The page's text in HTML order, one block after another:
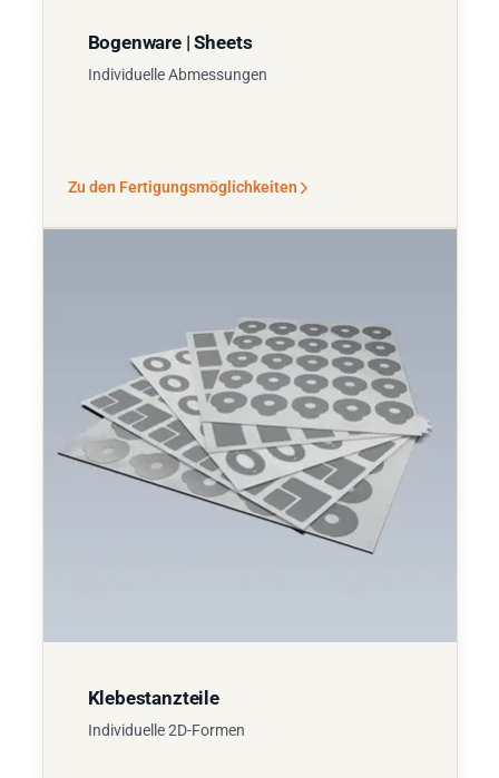
Bogenware | Sheets
Individuelle Abmessungen
Zu den Fertigungsmöglichkeiten
Klebestanzteile
Individuelle 2D-Formen